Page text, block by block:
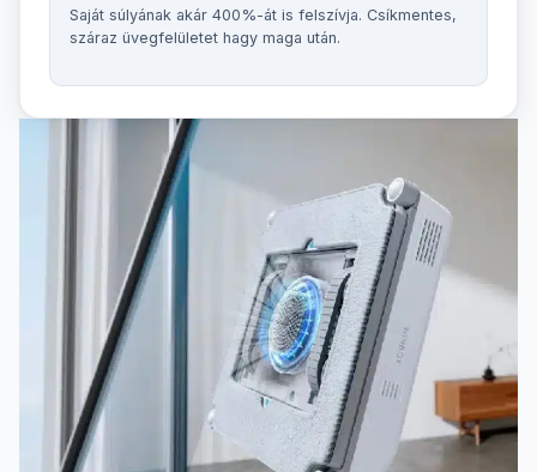
Saját súlyának akár 400%-át is felszívja. Csíkmentes,
száraz üvegfelületet hagy maga után.